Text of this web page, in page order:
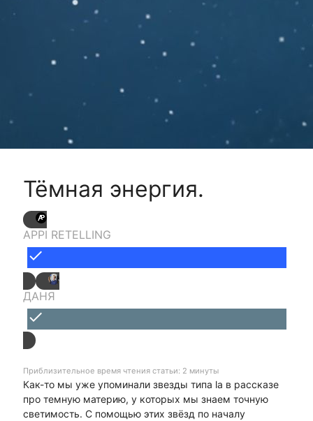
Тёмная энергия.
APPI RETELLING
done
ДАНЯ
done
Приблизительное время чтения статьи: 2 минуты
Как-то мы уже упоминали звезды типа la в рассказе
про темную материю, у которых мы знаем точную
светимость. С помощью этих звёзд по началу